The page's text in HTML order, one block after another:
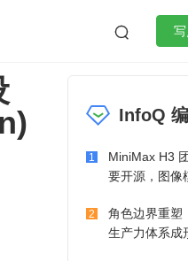

作
微服务架构
InfoQ
1
MiniMax H3
要开源，图像
2
角色边界重塑
生产力体系成